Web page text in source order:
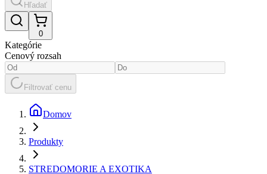
Hľadať
0
Kategórie
Cenový rozsah
Filtrovať cenu
Domov
Produkty
STREDOMORIE A EXOTIKA